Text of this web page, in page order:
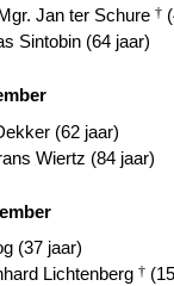
Jan ter Schure †
Sintobin (64 jaar)
(62 jaar)
Wiertz (84 jaar)
(37 jaar)
Lichtenberg †